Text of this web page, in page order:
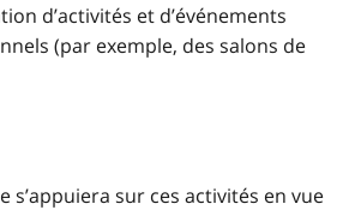
d’activités et d’événements
(par exemple, des salons de
s’appuiera sur ces activités en vue